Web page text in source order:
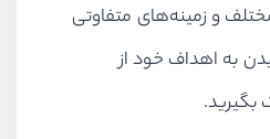
و زمینه‌های متفاوتی
به اهداف خود از